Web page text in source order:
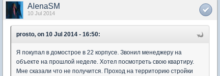
AlenaSM
10 Jul 2014
prosto, on 10 Jul 2014 - 16:50:
Я покупал в домострое в 22 корпусе. Звонил менеджеру на
объекте на прошлой неделе. Хотел посмотреть свою квартиру.
Мне сказали что не получится. Проход на территорию стройки